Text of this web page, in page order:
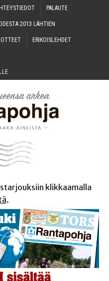
PALAU­TE
2013 LÄHTIEN
ERI­KOIS­LEH­DET
klikkaamalla
.